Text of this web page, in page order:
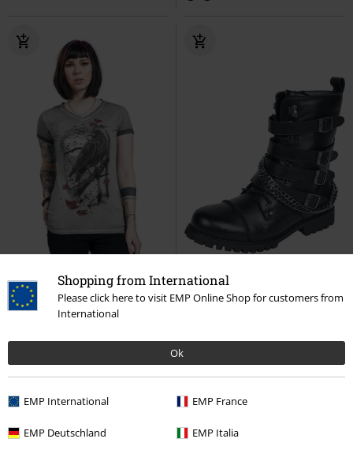
Shopping from International
Please click here to visit EMP Online Shop for customers from
International
Ok
EMP International EMP France
EMP Deutschland EMP Italia
-39%
Auch in Plus Size
19,99 €
T-Shirt mit Rabenprint
Black
99,99 €
Schwarze Boots mit Schnallen und
Boot